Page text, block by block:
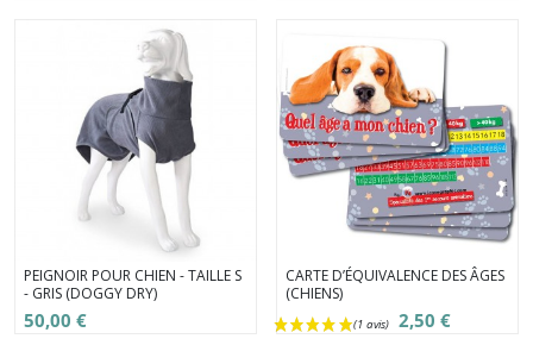
PEIGNOIR POUR CHIEN - TAILLE S
- GRIS (DOGGY DRY)
50,00 €
CARTE D’ÉQUIVALENCE DES ÂGES
(CHIENS)
2,50 €